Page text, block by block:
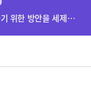
(보도설명) 정부는 거주용 1주택을 두텁게 보호하기 위한 방안을 세제개편안에 담았습니다.